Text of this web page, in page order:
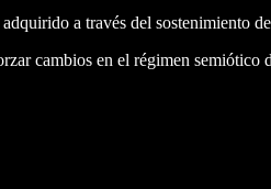
a través del sostenimiento
cambios en el régimen semiótico